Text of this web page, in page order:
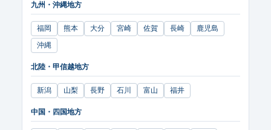
九州・沖縄地方
福岡 熊本 大分 宮崎 佐賀 長崎
鹿児島
沖縄
北陸・甲信越地方
新潟 山梨 長野 石川 富山 福井
中国・四国地方